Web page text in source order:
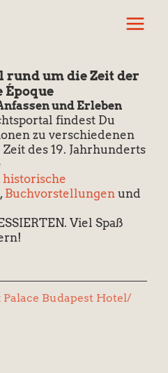
rund um die Zeit der
Époque
und Erleben
findest Du
zu verschiedenen
des 19. Jahrhunderts
historische
Buchvorstellungen und
Viel Spaß